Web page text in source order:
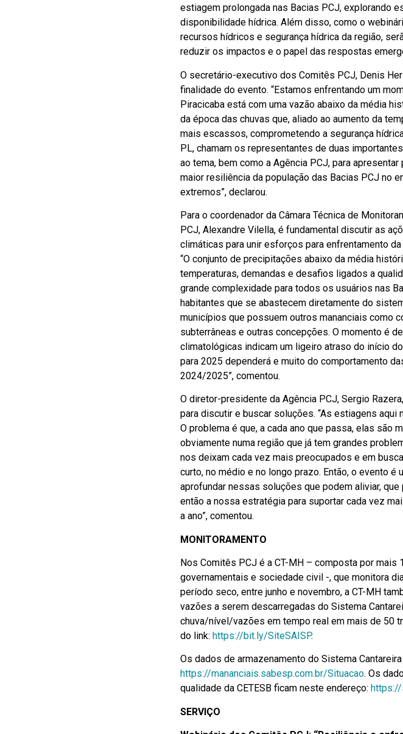
estiagem prolongada nas Bacias PCJ, explorando
disponibilidade hídrica. Além disso, como o
recursos hídricos e segurança hídrica da região,
reduzir os impactos e o papel das respostas
O secretário-executivo dos Comitês PCJ, Denis
finalidade do evento. “Estamos enfrentando um
Piracicaba está com uma vazão abaixo da média
da época das chuvas que, aliado ao aumento da
mais escassos, comprometendo a segurança
PL, chamam os representantes de duas
ao tema, bem como a Agência PCJ, para
maior resiliência da população das Bacias PCJ no
extremos”, declarou.
Para o coordenador da Câmara Técnica de
PCJ, Alexandre Vilella, é fundamental discutir as
climáticas para unir esforços para enfrentamento
“O conjunto de precipitações abaixo da média
temperaturas, demandas e desafios ligados a
grande complexidade para todos os usuários nas
habitantes que se abastecem diretamente do
municípios que possuem outros mananciais como
subterrâneas e outras concepções. O momento é
climatológicas indicam um ligeiro atraso do início
para 2025 dependerá e muito do comportamento
2024/2025”, comentou.
O diretor-presidente da Agência PCJ, Sergio
para discutir e buscar soluções. “As estiagens aqui
O problema é que, a cada ano que passa, elas são
obviamente numa região que já tem grandes
nos deixam cada vez mais preocupados e em
curto, no médio e no longo prazo. Então, o evento
aprofundar nessas soluções que podem aliviar,
então a nossa estratégia para suportar cada vez
a ano”, comentou.
MONITORAMENTO
Nos Comitês PCJ é a CT-MH – composta por
governamentais e sociedade civil -, que monitora
período seco, entre junho e novembro, a CT-MH
vazões a serem descarregadas do Sistema
chuva/nível/vazões em tempo real em mais de 50
do link: https://bit.ly/SiteSAISP.
Os dados de armazenamento do Sistema
https://mananciais.sabesp.com.br/Situacao. Os
qualidade da CETESB ficam neste endereço:
SERVIÇO